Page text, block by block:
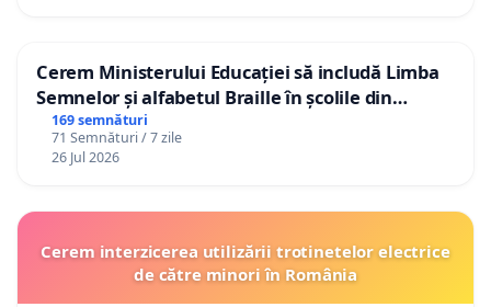
Cerem Ministerului Educației să includă Limba
Semnelor și alfabetul Braille în școlile din
Republica Moldova!
169 semnături
71 Semnături / 7 zile
26 Jul 2026
Cerem interzicerea utilizării trotinetelor electrice
de către minori în România